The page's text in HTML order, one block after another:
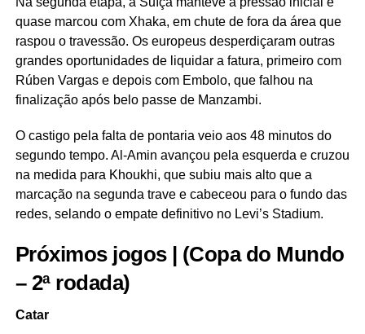
quase marcou com Xhaka, em chute de fora da área que
raspou o travessão. Os europeus desperdiçaram outras
grandes oportunidades de liquidar a fatura, primeiro com
Rúben Vargas e depois com Embolo, que falhou na
finalização após belo passe de Manzambi.
O castigo pela falta de pontaria veio aos 48 minutos do
segundo tempo. Al-Amin avançou pela esquerda e cruzou
na medida para Khoukhi, que subiu mais alto que a
marcação na segunda trave e cabeceou para o fundo das
redes, selando o empate definitivo no Levi’s Stadium.
Próximos jogos | (Copa do Mundo
– 2ª rodada)
Catar